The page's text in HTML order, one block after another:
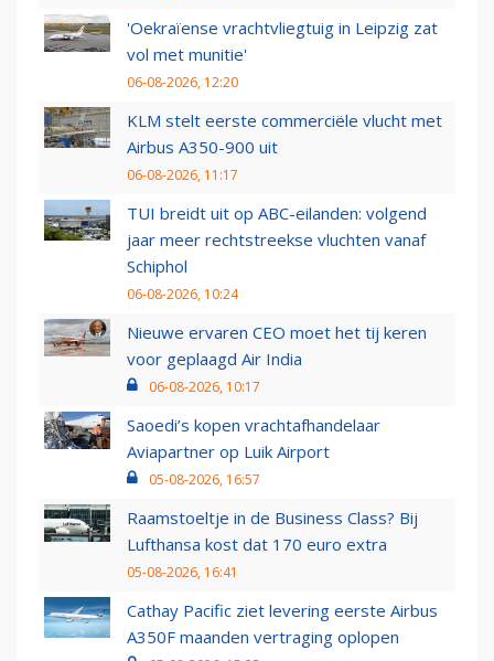
'Oekraïense vrachtvliegtuig in Leipzig zat
vol met munitie'
06-08-2026, 12:20
KLM stelt eerste commerciële vlucht met
Airbus A350-900 uit
06-08-2026, 11:17
TUI breidt uit op ABC-eilanden: volgend
jaar meer rechtstreekse vluchten vanaf
Schiphol
06-08-2026, 10:24
Nieuwe ervaren CEO moet het tij keren
voor geplaagd Air India
06-08-2026, 10:17
Saoedi’s kopen vrachtafhandelaar
Aviapartner op Luik Airport
05-08-2026, 16:57
Raamstoeltje in de Business Class? Bij
Lufthansa kost dat 170 euro extra
05-08-2026, 16:41
Cathay Pacific ziet levering eerste Airbus
A350F maanden vertraging oplopen